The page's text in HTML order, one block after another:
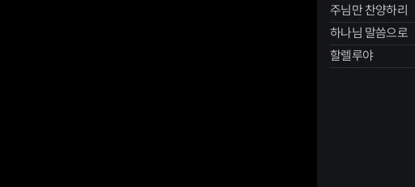
주님만 찬양하리
하나님 말씀으로
할렐루야